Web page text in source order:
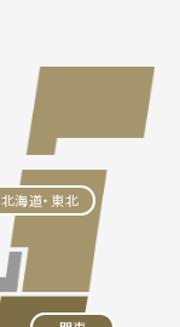
北海道・東北